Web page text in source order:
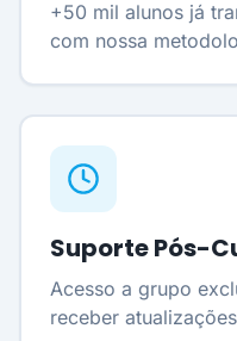
+50 mil alunos já
com nossa
Suporte Pós-
Acesso a grupo
receber